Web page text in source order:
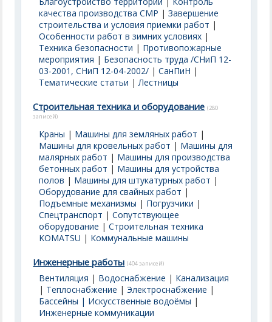
качества производства СМР |Завершение
строительства и условия приемки работ |
Особенности работ в зимних условиях |
Техника безопасности | Противопожарные
мероприятия | Безопасность труда /СНиП 12-
03-2001, СНиП 12-04-2002/ |СанПиН |
Тематические статьи |Лестницы
Строительная техника и оборудование (280
записей)
Краны | Машины для земляных работ |
Машины для кровельных работ | Машины для
малярных работ | Машины для производства
бетонных работ | Машины для устройства
полов | Машины для штукатурных работ |
Оборудование для свайных работ |
Подъемные механизмы | Погрузчики |
Спецтранспорт |Сопутствующее
оборудование |Строительная техника
KOMATSU | Коммунальные машины
Инженерные работы (404 записей)
Вентиляция | Водоснабжение | Канализация
| Теплоснабжение |Электроснабжение |
Бассейны | Искусственные водоёмы |
Инженерные коммуникации